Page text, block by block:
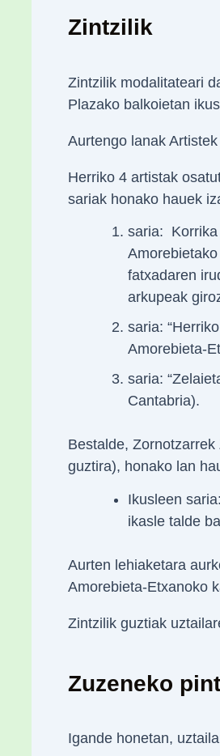
Zintzilik
Zintzilik modalitateari
Plazako balkoietan
Aurtengo lanak
Herriko 4 artistak
sariak honako hauek
saria: Korrika
fatxadaren
arkupeak
saria:
Amorebieta-
saria:
Cantabria).
Bestalde,
guztira), honako lan
Ikusleen
ikasle talde
Aurten lehiaketara
Amorebieta-Etxanoko
Zintzilik guztiak
Zuzeneko
Igande honetan,